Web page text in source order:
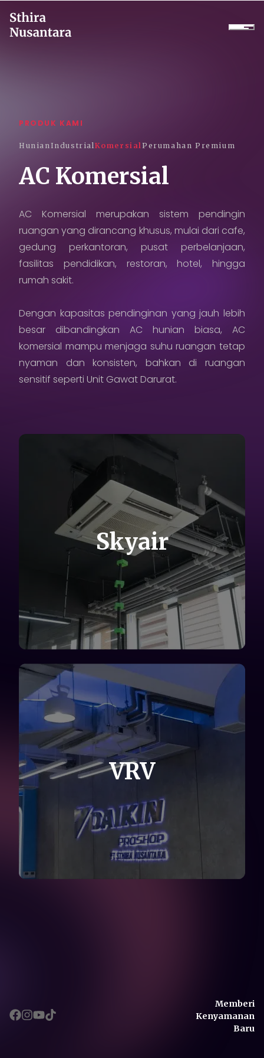
Proyek
Layanan
Showroom Tour
Sewa Dingin
Sosial Media
Hubungi Kami
Kebijakan Privasi
PRODUK KAMI
Hunian Industrial KomersialPerumahan Premium
AC Komersial
AC Komersial merupakan sistem pendingin
ruangan yang dirancang khusus, mulai dari cafe,
gedung perkantoran, pusat perbelanjaan,
fasilitas pendidikan, restoran, hotel, hingga
rumah sakit.
Dengan kapasitas pendinginan yang jauh lebih
besar dibandingkan AC hunian biasa, AC
komersial mampu menjaga suhu ruangan tetap
nyaman dan konsisten, bahkan di ruangan
sensitif seperti Unit Gawat Darurat.
Skyair
VRV
Memberi
Kenyamanan
Baru